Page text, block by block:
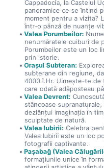
Cappadocia, la Castelul
panoramice ce se întind
moment pentru a vizita?
într-o pânză de nuanțe
Valea Porumbeilor:
nenumăratele cuiburi de
Porumbeilor este un loc
prin istorie.
Orașul Subteran:
subterane din regiune,
4000 î.Hr. Uimește-te de
care odată adăposteau
Valea Devrent:
stâncoase
dezlănțui imaginația în
sculptate de natură.
Valea Iubirii: Celebra
Valea Iubirii este un loc
fotografii captivante.
Paşabağ (Valea
formațiunile unice în